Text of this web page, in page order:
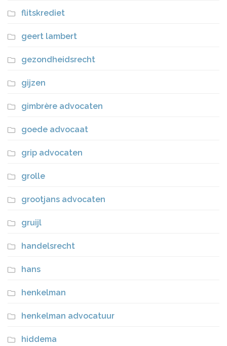
flitskrediet
geert lambert
gezondheidsrecht
gijzen
gimbrère advocaten
goede advocaat
grip advocaten
grolle
grootjans advocaten
gruijl
handelsrecht
hans
henkelman
henkelman advocatuur
hiddema